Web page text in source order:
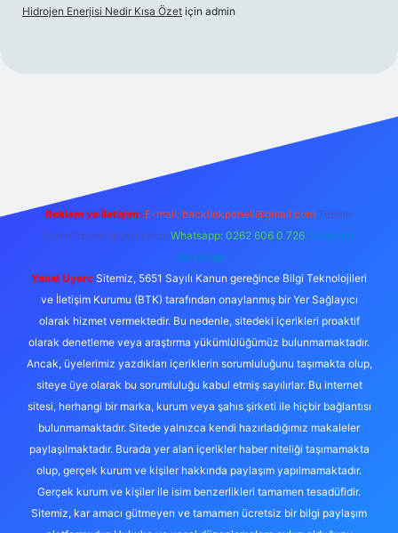
Hidrojen Enerjisi Nedir Kısa Özet için admin
https://
Reklam ve İletişim: E-mail: backlinkpaneli@gmail.com Teams:
forumhizmeti@gmail.com Whatsapp: 0262 606 0 726 Telegram:
@karabul
Yasal Uyarı: Sitemiz, 5651 Sayılı Kanun gereğince Bilgi Teknolojileri
ve İletişim Kurumu (BTK) tarafından onaylanmış bir Yer Sağlayıcı
olarak hizmet vermektedir. Bu nedenle, sitedeki içerikleri proaktif
olarak denetleme veya araştırma yükümlülüğümüz bulunmamaktadır.
Ancak, üyelerimiz yazdıkları içeriklerin sorumluluğunu taşımakta olup,
siteye üye olarak bu sorumluluğu kabul etmiş sayılırlar. Bu internet
sitesi, herhangi bir marka, kurum veya şahıs şirketi ile hiçbir bağlantısı
bulunmamaktadır. Sitede yalnızca kendi hazırladığımız makaleler
paylaşılmaktadır. Burada yer alan içerikler haber niteliği taşımamakta
olup, gerçek kurum ve kişiler hakkında paylaşım yapılmamaktadır.
Gerçek kurum ve kişiler ile isim benzerlikleri tamamen tesadüfidir.
Sitemiz, kar amacı gütmeyen ve tamamen ücretsiz bir bilgi paylaşım